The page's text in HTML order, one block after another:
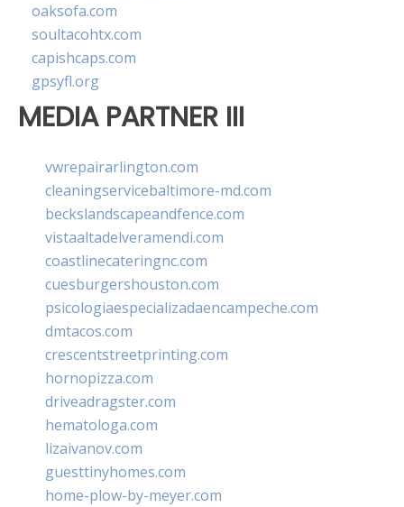
oaksofa.com
soultacohtx.com
capishcaps.com
gpsyfl.org
MEDIA PARTNER III
vwrepairarlington.com
cleaningservicebaltimore-md.com
beckslandscapeandfence.com
vistaaltadelveramendi.com
coastlinecateringnc.com
cuesburgershouston.com
psicologiaespecializadaencampeche.com
dmtacos.com
crescentstreetprinting.com
hornopizza.com
driveadragster.com
hematologa.com
lizaivanov.com
guesttinyhomes.com
home-plow-by-meyer.com